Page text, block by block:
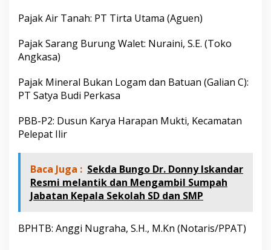
Pajak Air Tanah: PT Tirta Utama (Aguen)
Pajak Sarang Burung Walet: Nuraini, S.E. (Toko
Angkasa)
Pajak Mineral Bukan Logam dan Batuan (Galian C):
PT Satya Budi Perkasa
PBB-P2: Dusun Karya Harapan Mukti, Kecamatan
Pelepat Ilir
Baca Juga : Sekda Bungo Dr. Donny Iskandar
Resmi melantik dan Mengambil Sumpah
Jabatan Kepala Sekolah SD dan SMP
BPHTB: Anggi Nugraha, S.H., M.Kn (Notaris/PPAT)